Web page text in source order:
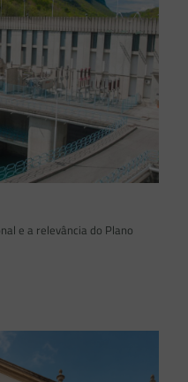
e a relevância do Plano